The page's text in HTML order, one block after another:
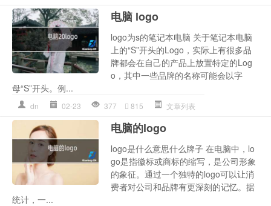
电脑 logo
logo为s的笔记本电脑 关于笔记本电脑
上的“S”开头的Logo，实际上有很多品
牌都会在自己的产品上放置特定的Log
o，其中一些品牌的名称可能会以字
母“S”开头。例...
dn 02-23 377 815 文章列表
电脑的logo
logo是什么意思什么牌子 在电脑中，lo
go是指徽标或商标的缩写，是公司形象
的象征。通过一个独特的logo可以让消
费者对公司和品牌有更深刻的记忆。据
统计，一...